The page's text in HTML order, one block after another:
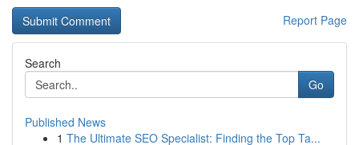
Report Page
Search
Go
Published News
1 The Ultimate SEO Specialist: Finding the Top Ta...